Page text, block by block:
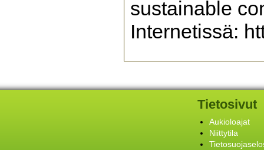
sustainable
Internetissä:
Tietosivut
Aukioloajat
Niittytila